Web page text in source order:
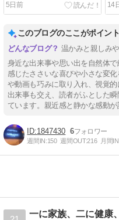
5日前
14
このブログのここがポイント
温かみと親しみ
身近な出来事や思い出を自然体
感じたささいな喜びや小さな変
や動画も巧みに取り入れ、視覚
出来事も交え、読者がふとした
ています。親近感と静かな感動が
1847430 6
週間IN:150 週間OUT:216 月間
一に家族、二に健康